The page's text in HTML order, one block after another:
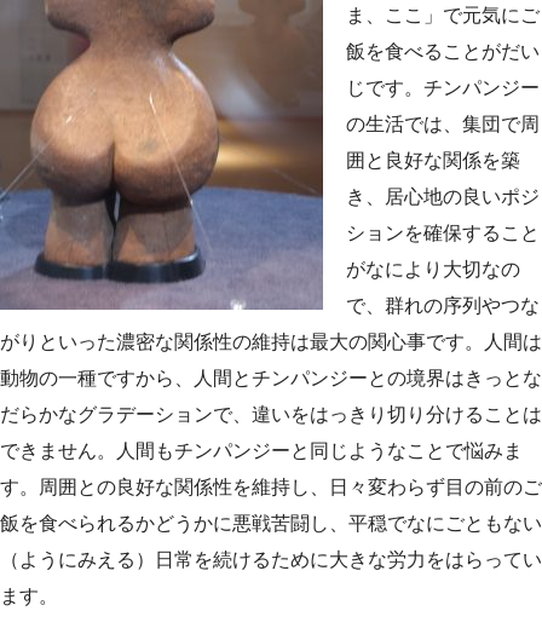
ま、ここ」で元気にご
飯を食べることがだい
じです。チンパンジー
の生活では、集団で周
囲と良好な関係を築
き、居心地の良いポジ
ションを確保すること
がなにより大切なの
で、群れの序列やつな
がりといった濃密な関係性の維持は最大の関心事です。人間は
動物の一種ですから、人間とチンパンジーとの境界はきっとな
だらかなグラデーションで、違いをはっきり切り分けることは
できません。人間もチンパンジーと同じようなことで悩みま
す。周囲との良好な関係性を維持し、日々変わらず目の前のご
飯を食べられるかどうかに悪戦苦闘し、平穏でなにごともない
（ようにみえる）日常を続けるために大きな労力をはらってい
ます。